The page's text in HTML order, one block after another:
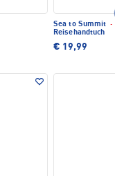
Sea to Summit ·
Reisehandtuch
€ 19,99